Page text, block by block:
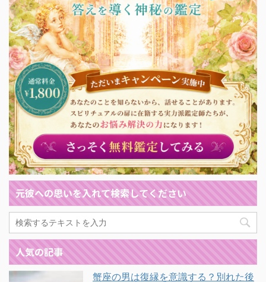
元彼への思いを入れて検索してください
人気の記事
蟹座の男は復縁を意識する？別れた後